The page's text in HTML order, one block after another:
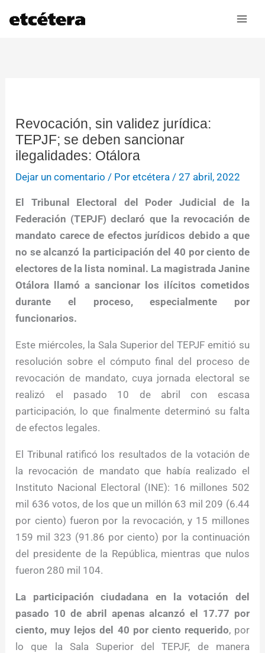
Revocación, sin validez jurídica:
TEPJF; se deben sancionar
ilegalidades: Otálora
Dejar un comentario / Poretcétera /27 abril, 2022
El Tribunal Electoral del Poder Judicial de la
Federación (TEPJF) declaró que la revocación de
mandato carece de efectos jurídicos debido a que
no se alcanzó la participación del 40 por ciento de
electores de la lista nominal. La magistrada Janine
Otálora llamó a sancionar los ilícitos cometidos
durante el proceso, especialmente por
funcionarios.
Este miércoles, la Sala Superior del TEPJF emitió su
resolución sobre el cómputo final del proceso de
revocación de mandato, cuya jornada electoral se
realizó el pasado 10 de abril con escasa
participación, lo que finalmente determinó su falta
de efectos legales.
El Tribunal ratificó los resultados de la votación de
la revocación de mandato que había realizado el
Instituto Nacional Electoral (INE): 16 millones 502
mil 636 votos, de los que un millón 63 mil 209 (6.44
por ciento) fueron por la revocación, y 15 millones
159 mil 323 (91.86 por ciento) por la continuación
del presidente de la República, mientras que nulos
fueron 280 mil 104.
La participación ciudadana en la votación del
pasado 10 de abril apenas alcanzó el 17.77 por
ciento, muy lejos del 40 por ciento requerido, por
lo que la Sala Superior del TEPJF, de manera